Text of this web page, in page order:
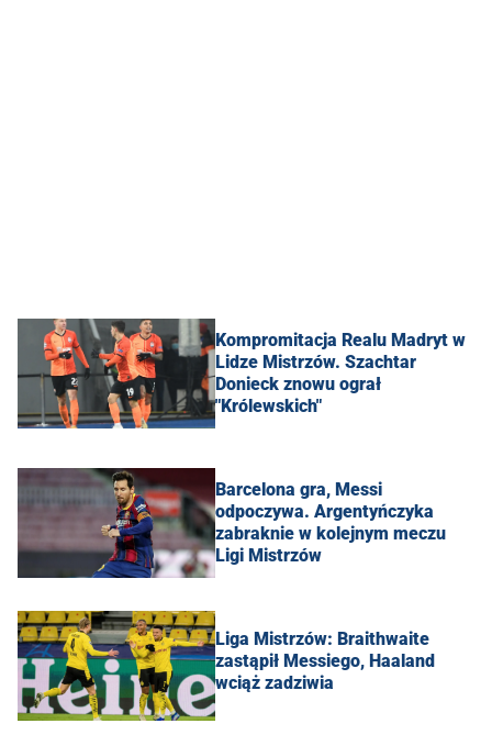
Kompromitacja Realu Madryt w
Lidze Mistrzów. Szachtar
Donieck znowu ograł
"Królewskich"
Barcelona gra, Messi
odpoczywa. Argentyńczyka
zabraknie w kolejnym meczu
Ligi Mistrzów
Liga Mistrzów: Braithwaite
zastąpił Messiego, Haaland
wciąż zadziwia